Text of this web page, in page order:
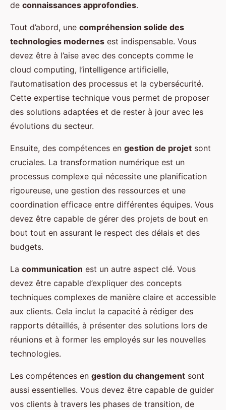
de connaissances approfondies.
Tout d’abord, une compréhension solide des
technologies modernes est indispensable. Vous
devez être à l’aise avec des concepts comme le
cloud computing, l’intelligence artificielle,
l’automatisation des processus et la cybersécurité.
Cette expertise technique vous permet de proposer
des solutions adaptées et de rester à jour avec les
évolutions du secteur.
Ensuite, des compétences en gestion de projet sont
cruciales. La transformation numérique est un
processus complexe qui nécessite une planification
rigoureuse, une gestion des ressources et une
coordination efficace entre différentes équipes. Vous
devez être capable de gérer des projets de bout en
bout tout en assurant le respect des délais et des
budgets.
La communication est un autre aspect clé. Vous
devez être capable d’expliquer des concepts
techniques complexes de manière claire et accessible
aux clients. Cela inclut la capacité à rédiger des
rapports détaillés, à présenter des solutions lors de
réunions et à former les employés sur les nouvelles
technologies.
Les compétences en gestion du changement sont
aussi essentielles. Vous devez être capable de guider
vos clients à travers les phases de transition, de